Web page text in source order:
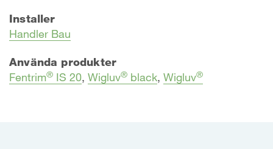
Installer
Handler Bau
Använda produkter
Fentrim® IS 20, Wigluv® black, Wigluv®